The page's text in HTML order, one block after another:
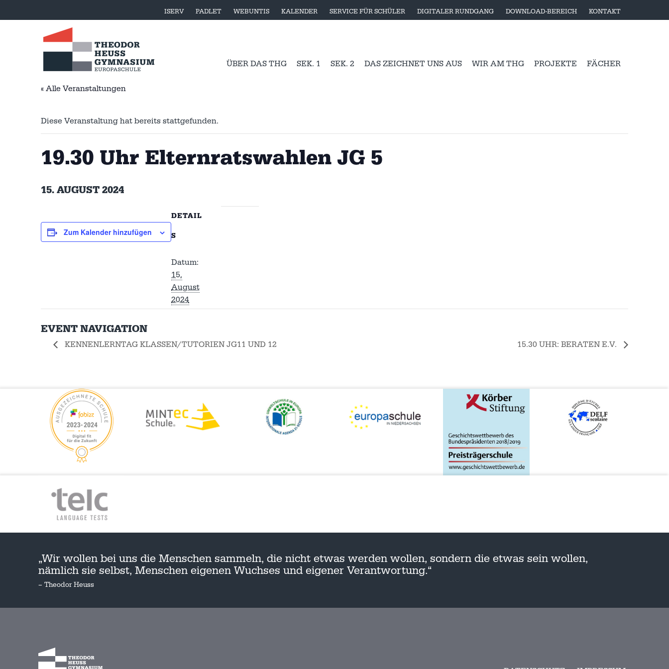
ISERV PADLET WEBUNTIS KALENDER SERVICE FÜR SCHÜLER DIGITALER RUNDGANG DOWNLOAD-BEREICH KONTAKT
ÜBER DAS THG SEK. 1 SEK. 2 DAS ZEICHNET UNS AUS WIR AM THG PROJEKTE FÄCHER
« Alle Veranstaltungen
Diese Veranstaltung hat bereits stattgefunden.
19.30 Uhr Elternratswahlen JG 5
15. AUGUST 2024
Zum Kalender hinzufügen
DETAIL
S
Datum:
15.
August
2024
EVENT NAVIGATION
KENNENLERNTAG KLASSEN/TUTORIEN JG11 UND 12 15.30 UHR: BERATEN E.V.
„Wir wollen bei uns die Menschen sammeln, die nicht etwas werden wollen, sondern die etwas sein wollen,
nämlich sie selbst, Menschen eigenen Wuchses und eigener Verantwortung.“
– Theodor Heuss